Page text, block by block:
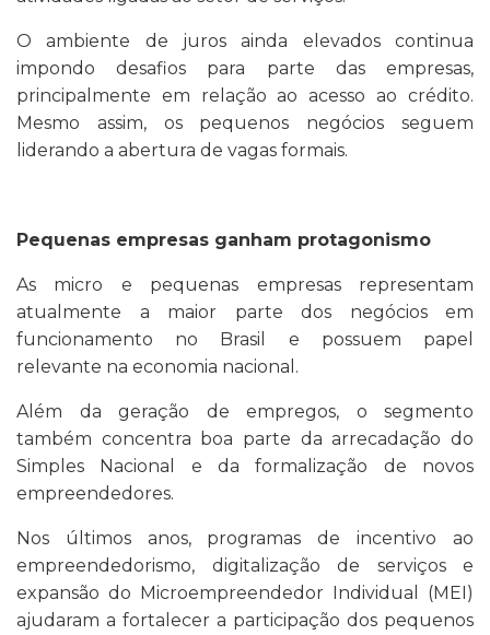
O ambiente de juros ainda elevados continua
impondo desafios para parte das empresas,
principalmente em relação ao acesso ao crédito.
Mesmo assim, os pequenos negócios seguem
liderando a abertura de vagas formais.
Pequenas empresas ganham protagonismo
As micro e pequenas empresas representam
atualmente a maior parte dos negócios em
funcionamento no Brasil e possuem papel
relevante na economia nacional.
Além da geração de empregos, o segmento
também concentra boa parte da arrecadação do
Simples Nacional e da formalização de novos
empreendedores.
Nos últimos anos, programas de incentivo ao
empreendedorismo, digitalização de serviços e
expansão do Microempreendedor Individual (MEI)
ajudaram a fortalecer a participação dos pequenos